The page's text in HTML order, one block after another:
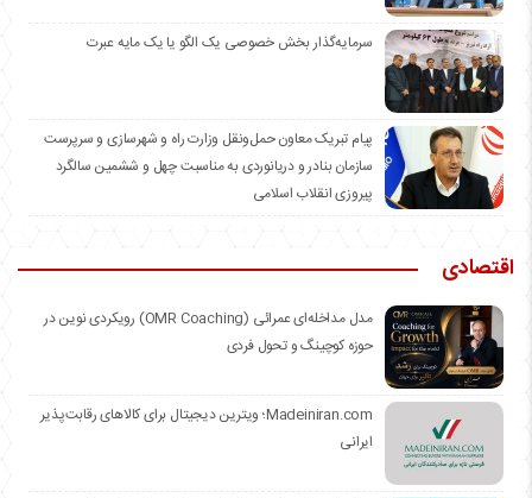
سرمایه‌گذار بخش خصوصی یک الگو یا یک مایه عبرت
️پیام تبریک معاون حمل‌ونقل وزارت راه و شهرسازی و سرپرست
سازمان بنادر و دریانوردی به مناسبت چهل و ششمین سالگرد
پیروزی انقلاب اسلامی
اقتصادی
مدل مداخله‌ای عمرائی (OMR Coaching) رویکردی نوین در
حوزه کوچینگ و تحول فردی
Madeiniran.com؛ ویترین دیجیتال برای کالاهای رقابت‌پذیر
ایرانی